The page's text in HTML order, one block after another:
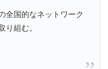
全国的なネットワーク
り組む。